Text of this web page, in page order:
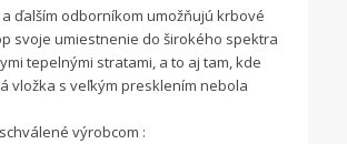
ďalším odborníkom umožňujú krbové
svoje umiestnenie do širokého spektra
tepelnými stratami, a to aj tam, kde
vložka s veľkým presklením nebola
výrobcom :